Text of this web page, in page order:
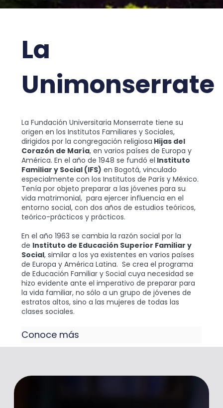
La
Unimonserrate
La Fundación Universitaria Monserrate tiene su
origen en los Institutos Familiares y Sociales,
dirigidos por la congregación religiosa Hijas del
Corazón de María, en varios países de Europa y
América. En el año de 1948 se fundó el Instituto
Familiar y Social (IFS) en Bogotá, vinculado
especialmente con los Institutos de París y México.
Tenía por objeto preparar a las jóvenes para su
vida matrimonial, para ejercer influencia en el
entorno social, con dos años de estudios teóricos,
teórico-prácticos y prácticos.
En el año 1963 se cambia la razón social por la
de Instituto de Educación Superior Familiar y
Social, similar a los ya existentes en varios países
de Europa y América Latina. Se crea el programa
de Educación Familiar y Social cuya necesidad se
hizo evidente ante el imperativo de preparar para
la vida familiar, no sólo a un grupo de jóvenes de
estratos altos, sino a las mujeres de todas las
clases sociales.
Conoce más